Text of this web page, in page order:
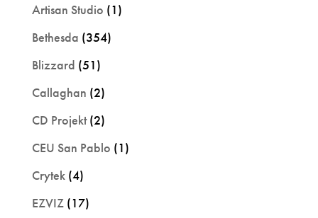
Artisan Studio (1)
Bethesda (354)
Blizzard (51)
Callaghan (2)
CD Projekt(2)
CEU San Pablo (1)
Crytek(4)
EZVIZ(17)